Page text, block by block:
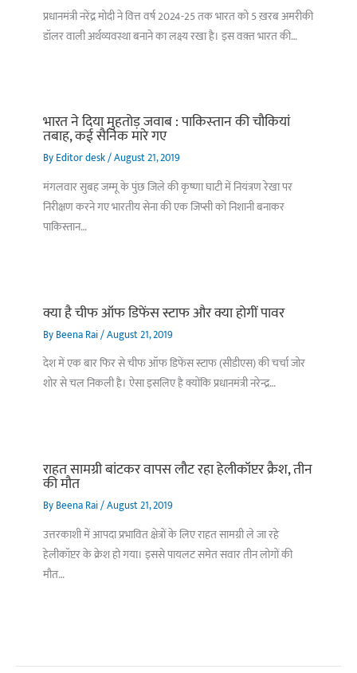
प्रधानमंत्री नरेंद्र मोदी ने वित्त वर्ष 2024-25 तक भारत को 5 ख़रब अमरीकी
डॉलर वाली अर्थव्यवस्था बनाने का लक्ष्य रखा है। इस वक़्त भारत की…
भारत ने दिया मुहतोड़ जवाब : पाकिस्‍तान की चौकियां
तबाह, कई सैनिक मारे गए
ByEditor desk/August 21, 2019
मंगलवार सुबह जम्मू के पुंछ जिले की कृष्णा घाटी में नियंत्रण रेखा पर
निरीक्षण करने गए भारतीय सेना की एक जिप्सी को निशानी बनाकर
पाकिस्तान…
क्या है चीफ ऑफ डिफेंस स्टाफ और क्या होगीं पावर
ByBeena Rai/August 21, 2019
देश में एक बार फिर से चीफ ऑफ डिफेंस स्टाफ (सीडीएस) की चर्चा जोर
शोर से चल निकली है। ऐसा इसलिए है क्योंकि प्रधानमंत्री नरेन्द्र…
राहत सामग्री बांटकर वापस लौट रहा हेलीकॉप्टर क्रैश, तीन
की मौत
ByBeena Rai/August 21, 2019
उत्तरकाशी में आपदा प्रभावित क्षेत्रों के लिए राहत सामग्री ले जा रहे
हेलीकॉप्टर के क्रेश हो गया। इससे पायलट समेत सवार तीन लोगों की
मौत…